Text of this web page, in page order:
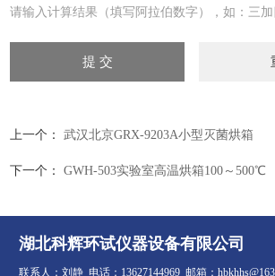
请输入计算结果（填写阿拉伯数字），如：三加
上一个： 武汉北京GRX-9203A小型灭菌烘箱
下一个： GWH-503实验室高温烘箱100～500℃
湖北科辉环试仪器设备有限公司
联系人：刘静 电话：13627144969 邮箱：